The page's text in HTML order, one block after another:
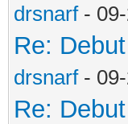
drsnarf- 09-
Re:
drsnarf- 09-
Re: